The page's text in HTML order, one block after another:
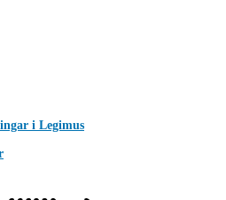
i Legimus